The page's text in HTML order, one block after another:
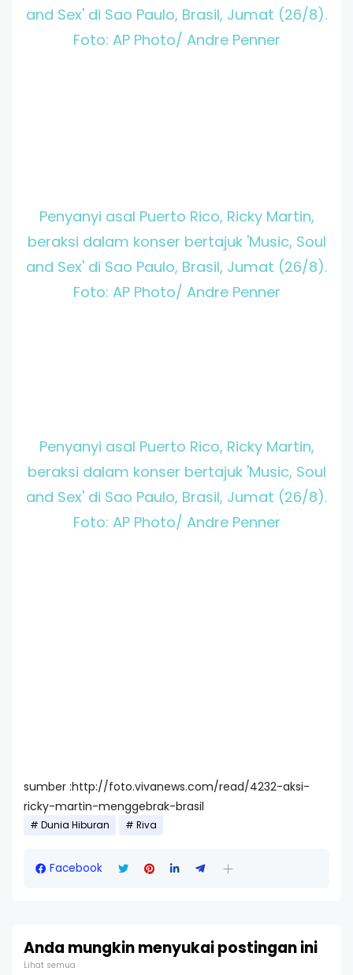
and Sex' di Sao Paulo, Brasil, Jumat (26/8).
Foto: AP Photo/ Andre Penner
Penyanyi asal Puerto Rico, Ricky Martin,
beraksi dalam konser bertajuk 'Music, Soul
and Sex' di Sao Paulo, Brasil, Jumat (26/8).
Foto: AP Photo/ Andre Penner
Penyanyi asal Puerto Rico, Ricky Martin,
beraksi dalam konser bertajuk 'Music, Soul
and Sex' di Sao Paulo, Brasil, Jumat (26/8).
Foto: AP Photo/ Andre Penner
sumber :http://foto.vivanews.com/read/4232-aksi-
ricky-martin-menggebrak-brasil
Dunia Hiburan Riva
Facebook
Anda mungkin menyukai postingan ini
Lihat semua